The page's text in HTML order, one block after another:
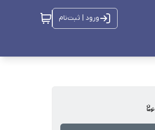
ورود | ثبت‌نام